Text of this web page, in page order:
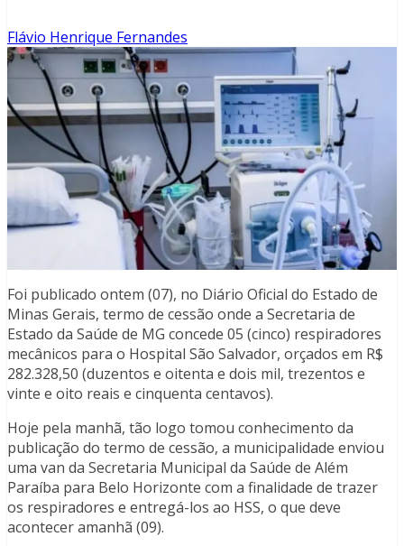
Flávio Henrique Fernandes
Foi publicado ontem (07), no Diário Oficial do Estado de
Minas Gerais, termo de cessão onde a Secretaria de
Estado da Saúde de MG concede 05 (cinco) respiradores
mecânicos para o Hospital São Salvador, orçados em R$
282.328,50 (duzentos e oitenta e dois mil, trezentos e
vinte e oito reais e cinquenta centavos).
Hoje pela manhã, tão logo tomou conhecimento da
publicação do termo de cessão, a municipalidade enviou
uma van da Secretaria Municipal da Saúde de Além
Paraíba para Belo Horizonte com a finalidade de trazer
os respiradores e entregá-los ao HSS, o que deve
acontecer amanhã (09).